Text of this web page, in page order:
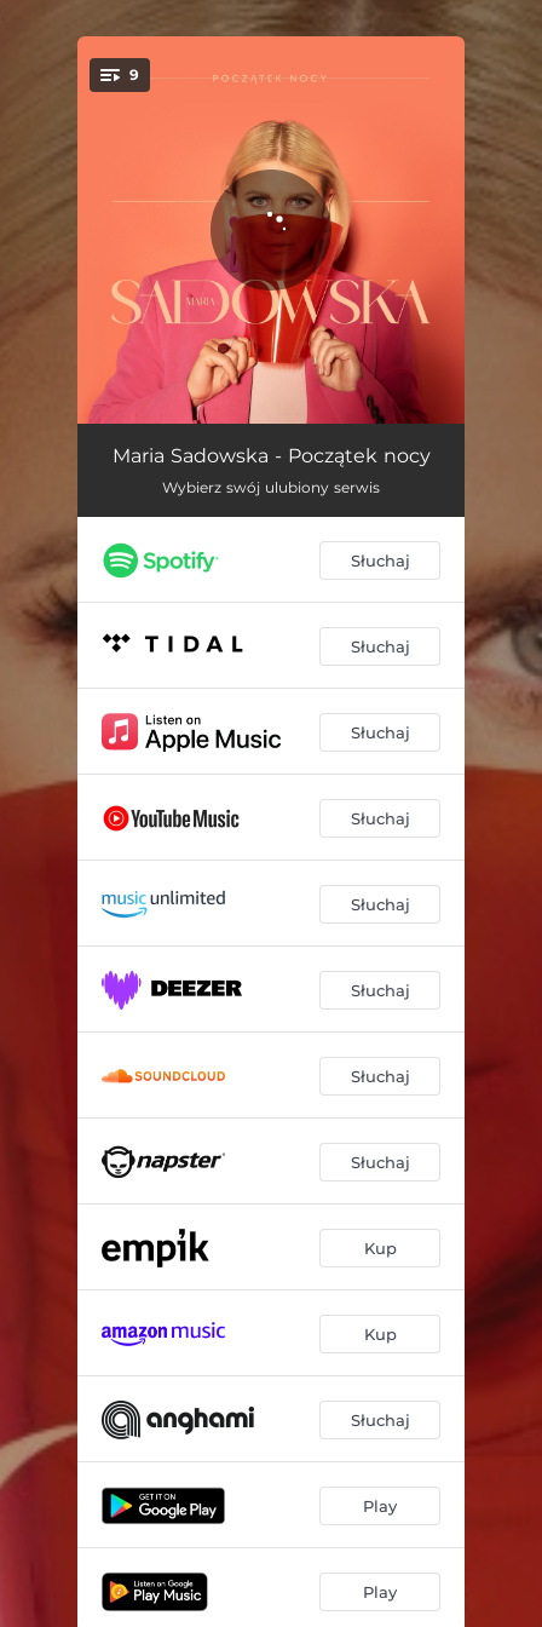
9
Sen 03:35
Początek nocy
Stracić nadzieję 03:51
Zanim 03:59
Kocham Cię 03:37
Niezgoda 04:30
Marakeczi 04:40
Maria Sadowska - Początek nocy
Wybierz swój ulubiony serwis
Słuchaj
Słuchaj
Słuchaj
Słuchaj
Słuchaj
Słuchaj
Słuchaj
Słuchaj
Kup
Kup
Słuchaj
Play
Play